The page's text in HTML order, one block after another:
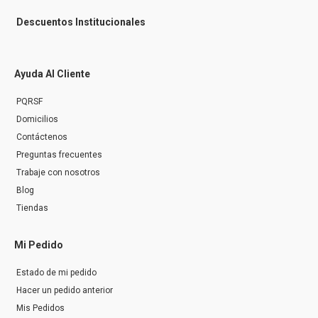
Descuentos Institucionales
Ayuda Al Cliente
PQRSF
Domicilios
Contáctenos
Preguntas frecuentes
Trabaje con nosotros
Blog
Tiendas
Mi Pedido
Estado de mi pedido
Hacer un pedido anterior
Mis Pedidos